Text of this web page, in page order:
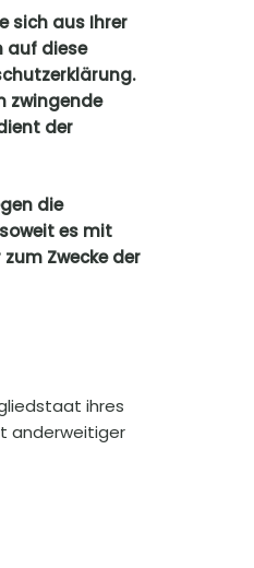
sich aus Ihrer
auf diese
zwingende
der
die
es mit
Zwecke der
ihres
anderweitiger